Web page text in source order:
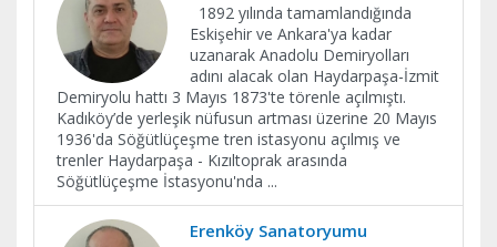
1892 yılında tamamlandığında
Eskişehir ve Ankara'ya kadar
uzanarak Anadolu Demiryolları
adını alacak olan Haydarpaşa-İzmit
Demiryolu hattı 3 Mayıs 1873'te törenle açılmıştı.
Kadıköy’de yerleşik nüfusun artması üzerine 20 Mayıs
1936'da Söğütlüçeşme tren istasyonu açılmış ve
trenler Haydarpaşa - Kızıltoprak arasında
Söğütlüçeşme İstasyonu'nda ...
Erenköy Sanatoryumu